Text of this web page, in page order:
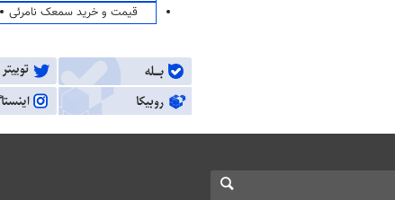
قیمت و خرید سمعک نامرئی